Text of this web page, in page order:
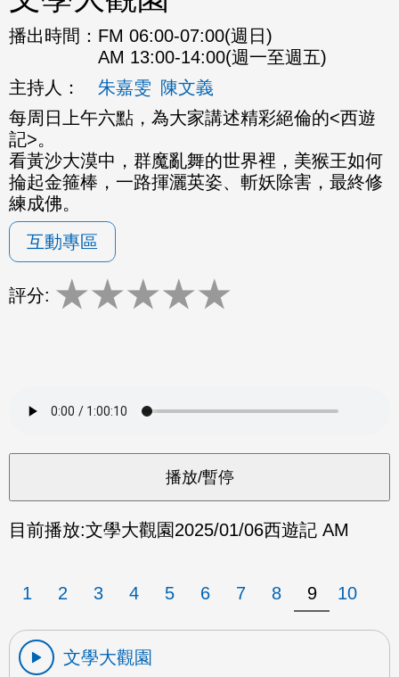
播出時間： FM 06:00-07:00(週日)
AM 13:00-14:00(週一至週五)
主持人：
朱嘉雯 陳文義
每周日上午六點，為大家講述精彩絕倫的<西遊
記>。
看黃沙大漠中，群魔亂舞的世界裡，美猴王如何
掄起金箍棒，一路揮灑英姿、斬妖除害，最終修
練成佛。
互動專區
評分: ★★★★★
目前播放:文學大觀園2025/01/06西遊記 AM
1 2 3 4 5 6 7 8 9 10
文學大觀園